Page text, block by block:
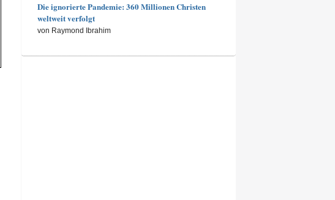
Die ignorierte Pandemie: 360 Millionen Christen
weltweit verfolgt
von Raymond Ibrahim